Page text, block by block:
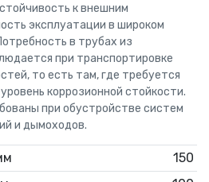
к внешним
эксплуатации в широком
в трубах из
при транспортировке
то есть там, где требуется
коррозионной стойкости.
при обустройстве систем
и дымоходов.
150